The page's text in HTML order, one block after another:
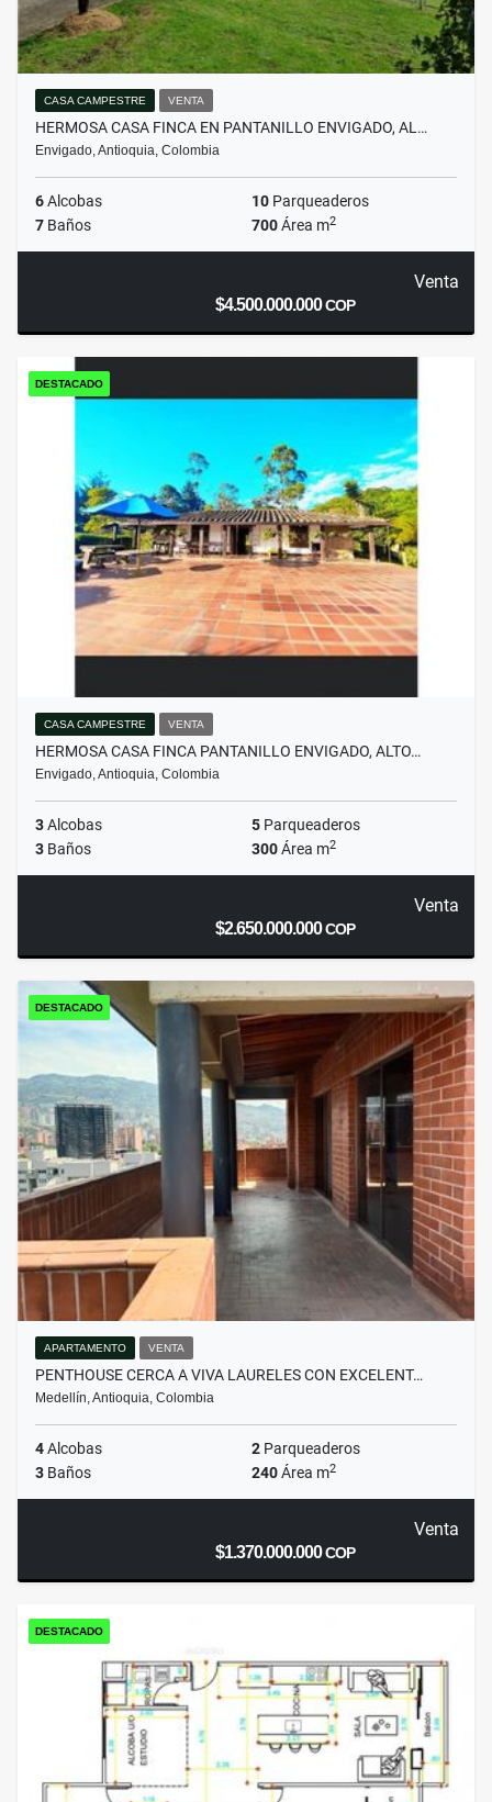
CASA CAMPESTRE VENTA
HERMOSA CASA FINCA EN PANTANILLO ENVIGADO, AL…
Envigado, Antioquia, Colombia
6Alcobas 10 Parqueaderos
7 Baños 700Área m2
Venta
$4.500.000.000COP
DESTACADO
CASA CAMPESTRE VENTA
HERMOSA CASA FINCA PANTANILLO ENVIGADO, ALTO…
Envigado, Antioquia, Colombia
3Alcobas 5 Parqueaderos
3 Baños 300Área m2
Venta
$2.650.000.000COP
DESTACADO
APARTAMENTO VENTA
PENTHOUSE CERCA A VIVA LAURELES CON EXCELENT…
Medellín, Antioquia, Colombia
4Alcobas 2 Parqueaderos
3 Baños 240Área m2
Venta
$1.370.000.000COP
DESTACADO